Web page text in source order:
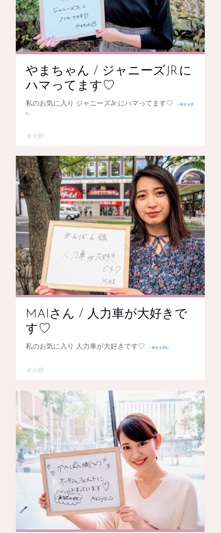
やまちゃん / ジャニーズJR.に
ハマってます♡
私のお気に入り ジャニーズJr.にハマってます♡ ＞続きを読
む
未分類
MAIさん / 人力車が大好きで
す♡
私のお気に入り 人力車が大好きです♡ ＞続きを読む
未分類